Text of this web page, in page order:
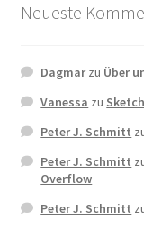
Neueste
Dagmarzu Über
Vanessa zu
Peter J. Schmitt
Peter J. Schmitt
Overflow
Peter J. Schmitt